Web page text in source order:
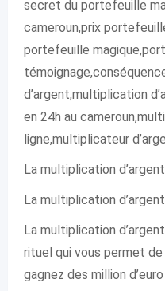
secret du portefeuille
cameroun,prix
portefeuille
d’argent,multiplication
en 24h au
ligne,multiplicateur
La multiplication
La multiplication
La multiplication
rituel qui vous permet
gagnez des million